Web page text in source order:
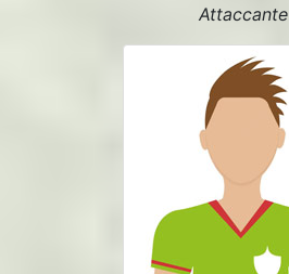
Attaccante